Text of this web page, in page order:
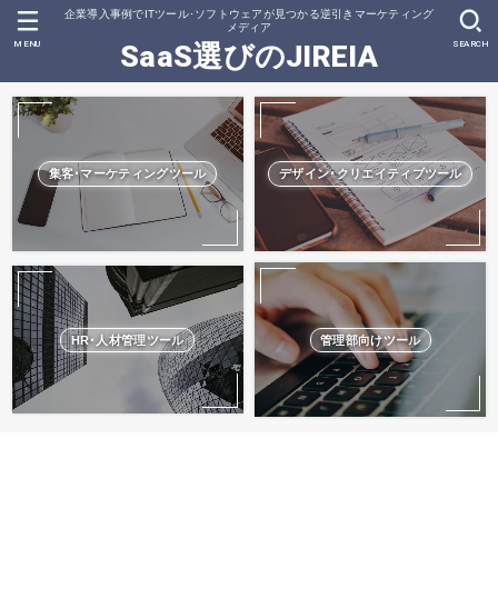
企業導入事例でITツール･ソフトウェアが見つかる逆引きマーケティング
メディア
SaaS選びのJIREIA SEARCH
MENU
集客･マーケティングツール デザイン･クリエイティブツール
HR･人材管理ツール 管理部向けツール